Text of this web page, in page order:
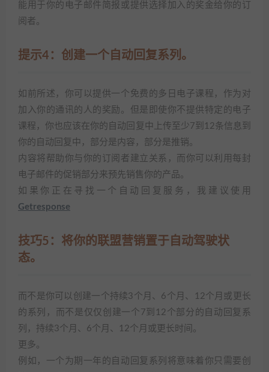
能用于你的电子邮件简报或提供选择加入的奖金给你的订
阅者。
提示4：创建一个自动回复系列。
如前所述，你可以提供一个免费的多日电子课程，作为对
加入你的通讯的人的奖励。但是即使你不提供特定的电子
课程，你也应该在你的自动回复中上传至少7到12条信息到
你的自动回复中，部分是内容，部分是推销。
内容将帮助你与你的订阅者建立关系，而你可以利用每封
电子邮件的促销部分来预先销售你的产品。
如果你正在寻找一个自动回复服务，我建议使用
Getresponse
技巧5：将你的联盟营销置于自动驾驶状
态。
而不是你可以创建一个持续3个月、6个月、12个月或更长
的系列，而不是仅仅创建一个7到12个部分的自动回复系
列，持续3个月、6个月、12个月或更长时间。
更多。
例如，一个为期一年的自动回复系列将意味着你只需要创